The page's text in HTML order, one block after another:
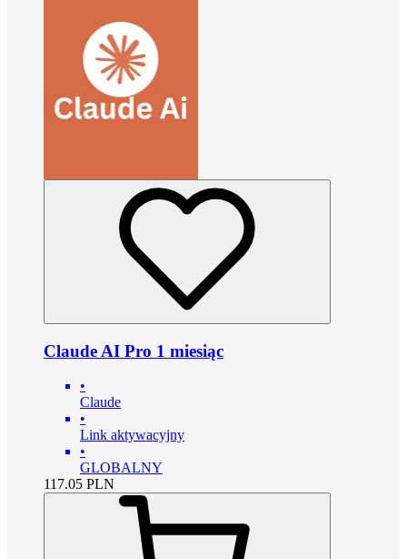
Claude AI Pro 1 miesiąc
•
Claude
•
Link aktywacyjny
•
GLOBALNY
117.05 PLN